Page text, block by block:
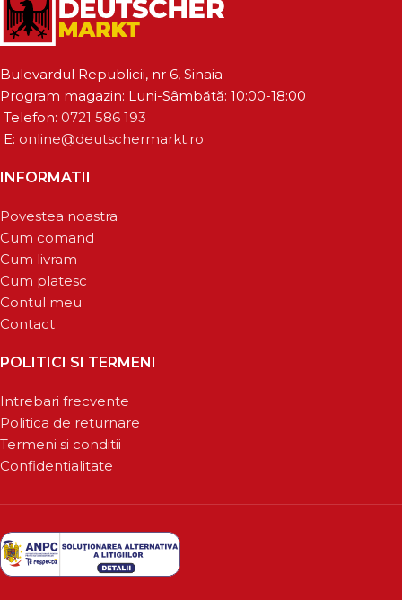
Bulevardul Republicii, nr 6, Sinaia
Program magazin: Luni-Sâmbătă: 10:00-18:00
Telefon: 0721 586 193
E: online@deutschermarkt.ro
INFORMATII
Povestea noastra
Cum comand
Cum livram
Cum platesc
Contul meu
Contact
POLITICI SI TERMENI
Intrebari frecvente
Politica de returnare
Termeni si conditii
Confidentialitate